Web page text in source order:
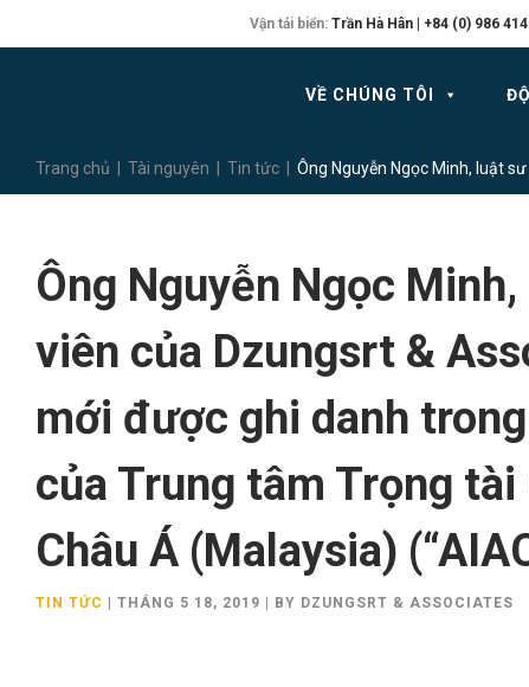
Vận tải biển: Trần Hà Hân | +84 (0) 986
VỀ CHÚNG TÔI
Trang chủ Tài nguyên Tin tức Ông Nguyễn Ngọc Minh, luật
Ông Nguyễn Ngọc
viên của Dzungsrt &
mới được ghi danh
của Trung tâm Trọng tài
Châu Á (Malaysia)
TIN TỨC THÁNG 5 18, 2019 BY DZUNGSRT & ASSOCIATES